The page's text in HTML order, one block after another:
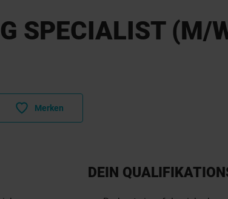
SPECIALIST (M/
Merken
DEIN